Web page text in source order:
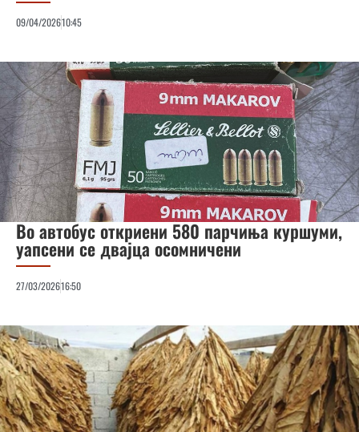
09/04/202610:45
Во автобус откриени 580 парчиња куршуми,
уапсени се двајца осомничени
27/03/202616:50